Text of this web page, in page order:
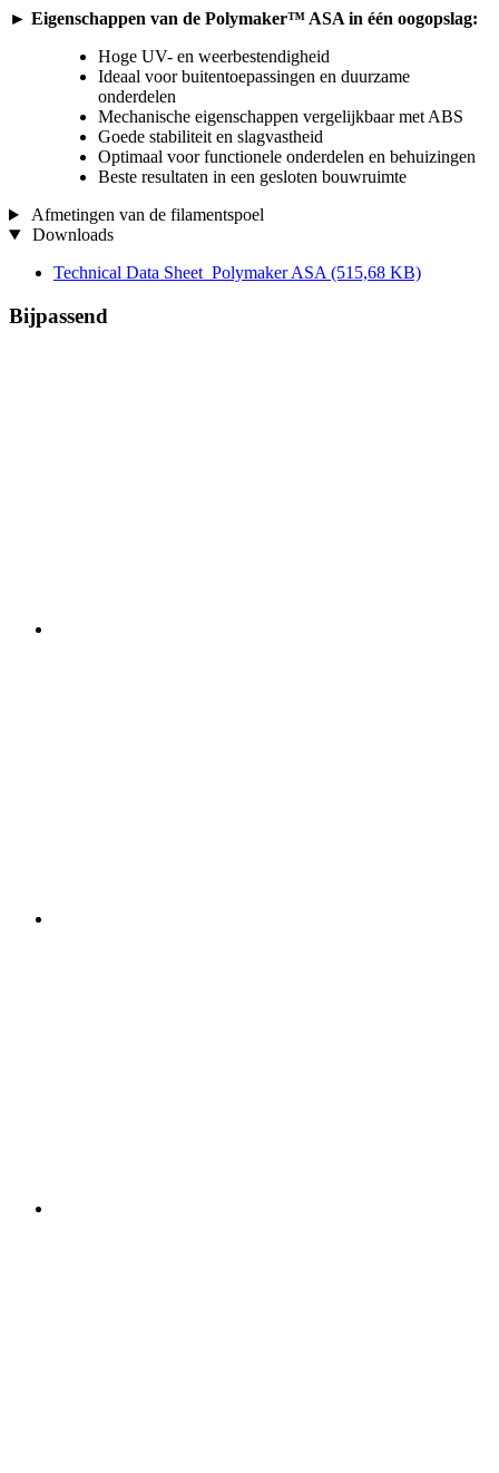
► Eigenschappen van de Polymaker™ ASA in één oogopslag:
Hoge UV- en weerbestendigheid
Ideaal voor buitentoepassingen en duurzame
onderdelen
Mechanische eigenschappen vergelijkbaar met ABS
Goede stabiliteit en slagvastheid
Optimaal voor functionele onderdelen en behuizingen
Beste resultaten in een gesloten bouwruimte
Afmetingen van de filamentspoel
Downloads
Technical Data Sheet_Polymaker ASA (515,68 KB)
Bijpassend